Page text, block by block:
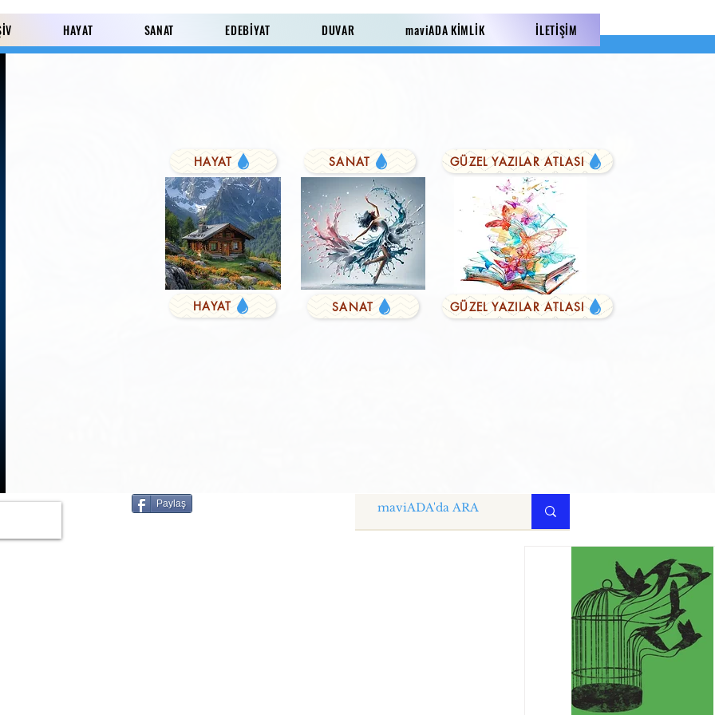
HAYAT SANAT EDEBİYAT DUVAR maviADA KİMLİK İLETİŞİM
Derviş'in Duası FARKLI YAZILAR
Paylaş
Paylaş
HAYAT
HAYAT
SANAT
SANAT
GÜZEL YAZILAR ATLASI
GÜZEL YAZILAR ATLASI